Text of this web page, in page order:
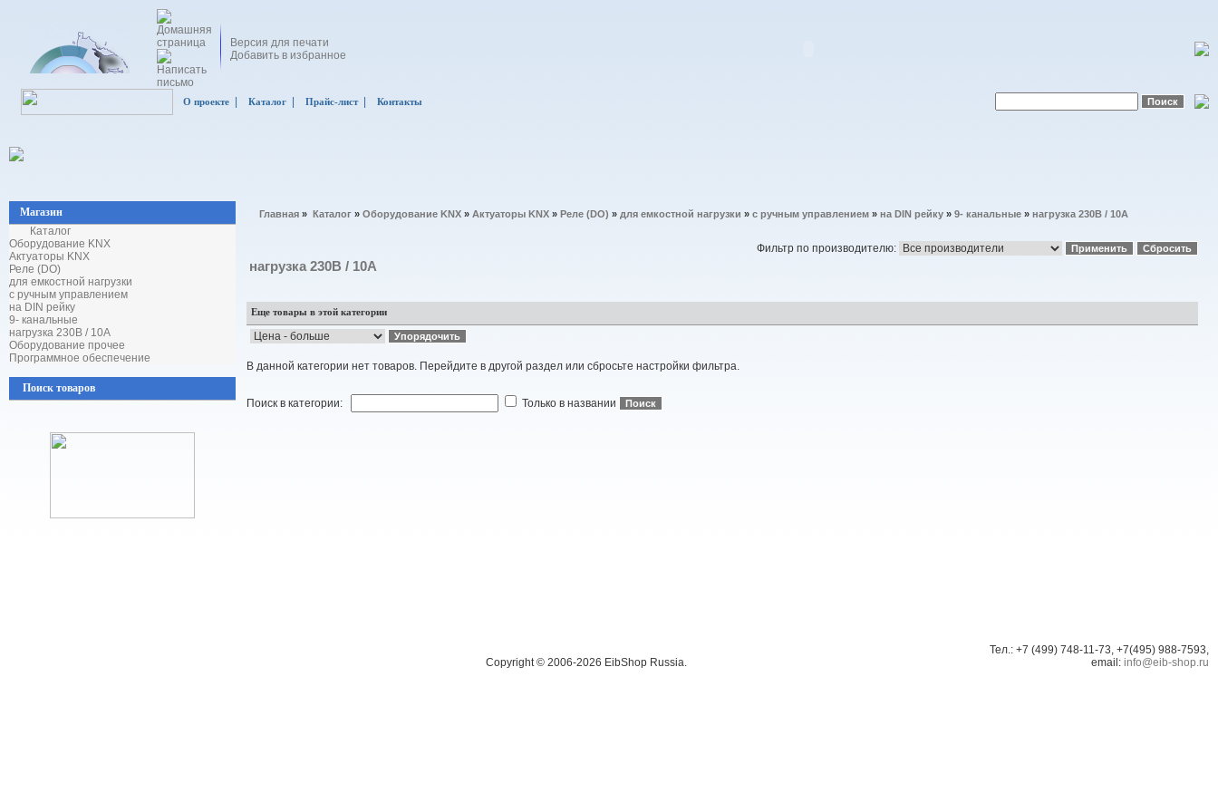
Версия для печати
Добавить в избранное
О проекте Каталог Прайс-лист| Контакты
Магазин
Каталог
Оборудование KNX
Актуаторы KNX
Реле (DO)
для емкостной нагрузки
с ручным управлением
на DIN рейку
9- канальные
нагрузка 230В / 10А
Оборудование прочее
Программное обеспечение
Поиск товаров
Главная » Каталог » Оборудование KNX » Актуаторы KNX » Реле (DO) » для емкостной нагрузки » с ручным управлением » на DIN рейку » 9- канальные » нагрузка 230В / 10А
Фильтр по производителю:
нагрузка 230В / 10А
Еще товары в этой категории
В данной категории нет товаров. Перейдите в другой раздел или сбросьте настройки фильтра.
Поиск в категории: Только в названии
Copyright © 2006-2026 EibShop Russia.
Тел.: +7 (499) 748-11-73, +7(495) 988-7593,
email: info@eib-shop.ru